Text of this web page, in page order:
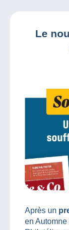
Le
Après un
en Automne